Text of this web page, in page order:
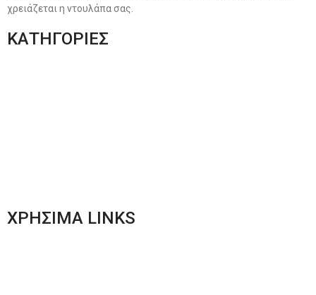
χρειάζεται η ντουλάπα σας.
ΚΑΤΗΓΟΡΙΕΣ
ΧΡΗΣΙΜΑ LINKS